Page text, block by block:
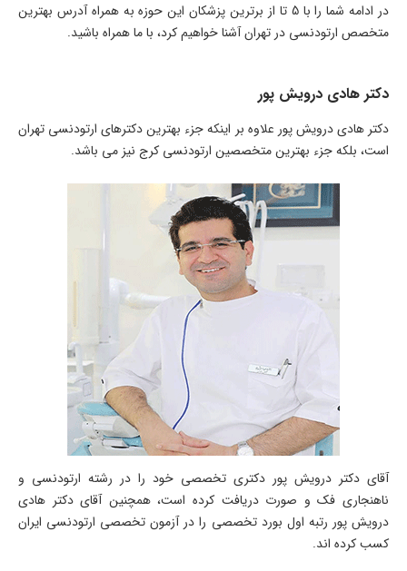
در ادامه شما را با 5 تا از برترین پزشکان این حوزه به همراه آدرس بهترین
متخصص ارتودنسی در تهران آشنا خواهیم کرد، با ما همراه باشید.
دکتر هادی درویش پور
دکتر هادی درویش پور علاوه بر اینکه جزء بهترین دکترهای ارتودنسی تهران
است، بلکه جزء بهترین متخصصین ارتودنسی کرج نیز می باشد.
آقای دکتر درویش پور دکتری تخصصی خود را در رشته ارتودنسی و
ناهنجاری فک و صورت دریافت کرده است، همچنین آقای دکتر هادی
درویش پور رتبه اول بورد تخصصی را در آزمون تخصصی ارتودنسی ایران
کسب کرده اند.